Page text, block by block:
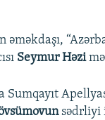
əməkdaşı,
Seymur Həzi
Sumqayıt
sədrliyi